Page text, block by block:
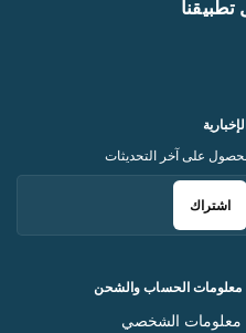
تطبيقنا
معلومات الحساب والشحن
معلومات الشخصي
على آخر التحديثات
اشتراك